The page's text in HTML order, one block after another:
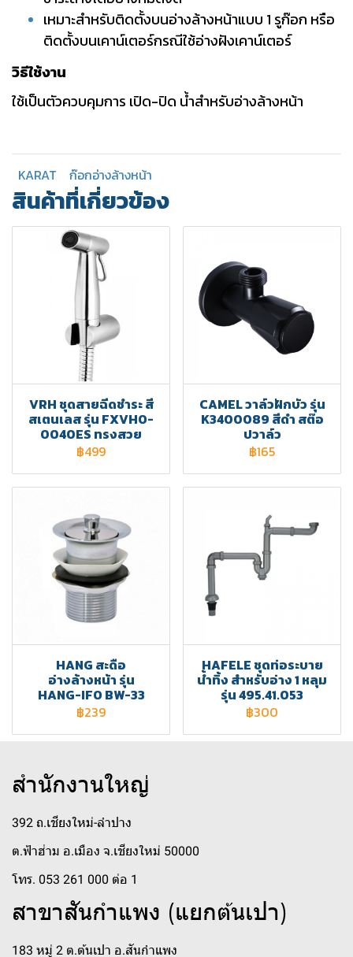
เหมาะสำหรับติดตั้งบนอ่างล้างหน้าแบบ 1 รูก๊อก หรือ
ติดตั้งบนเคาน์เตอร์กรณีใช้อ่างฝังเคาน์เตอร์
วิธีใช้งาน
ใช้เป็นตัวควบคุมการ เปิด-ปิด น้ำสำหรับอ่างล้างหน้า
KARAT ก๊อกอ่างล้างหน้า
สินค้าที่เกี่ยวข้อง
VRH ชุดสายฉีดชำระ สี
สเตนเลส รุ่น FXVHO-
0040ES ทรงสวย
฿499
CAMEL วาล์วฝักบัว รุ่น
K3400089 สีดำ สต๊อ
ปวาล์ว
฿165
HANG สะดือ
อ่างล้างหน้า รุ่น
HANG-IFO BW-33
฿239
HAFELE ชุดท่อระบาย
น้ำทิ้ง สำหรับอ่าง 1 หลุม
รุ่น 495.41.053
฿300
สำนักงานใหญ่
392 ถ.เชียงใหม่-ลำปาง
ต.ฟ้าฮ่าม อ.เมือง จ.เชียงใหม่ 50000
โทร. 053 261 000 ต่อ 1
สาขาสันกำแพง (แยกต้นเปา)
183 หมู่ 2 ต.ต้นเปา อ.สันกำแพง